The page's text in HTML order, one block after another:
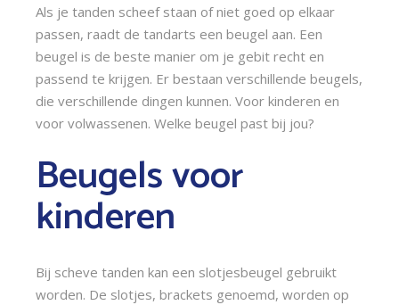
Als je tanden scheef staan of niet goed op elkaar
passen, raadt de tandarts een beugel aan. Een
beugel is de beste manier om je gebit recht en
passend te krijgen. Er bestaan verschillende beugels,
die verschillende dingen kunnen. Voor kinderen en
voor volwassenen. Welke beugel past bij jou?
Beugels voor
kinderen
Bij scheve tanden kan een slotjesbeugel gebruikt
worden. De slotjes, brackets genoemd, worden op